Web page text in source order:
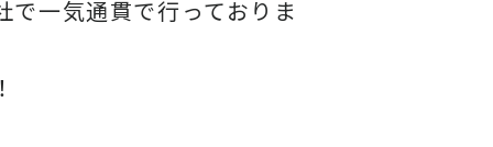
一気通貫で行っておりま